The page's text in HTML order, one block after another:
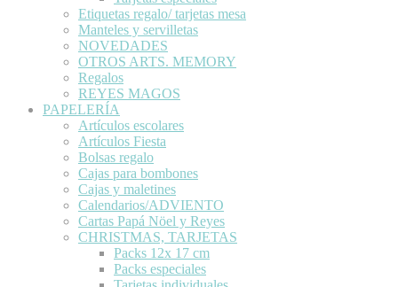
Etiquetas regalo/ tarjetas mesa
Manteles y servilletas
NOVEDADES
OTROS ARTS. MEMORY
Regalos
REYES MAGOS
PAPELERÍA
Artículos escolares
Artículos Fiesta
Bolsas regalo
Cajas para bombones
Cajas y maletines
Calendarios/ADVIENTO
Cartas Papá Nöel y Reyes
CHRISTMAS, TARJETAS
Packs 12x 17 cm
Packs especiales